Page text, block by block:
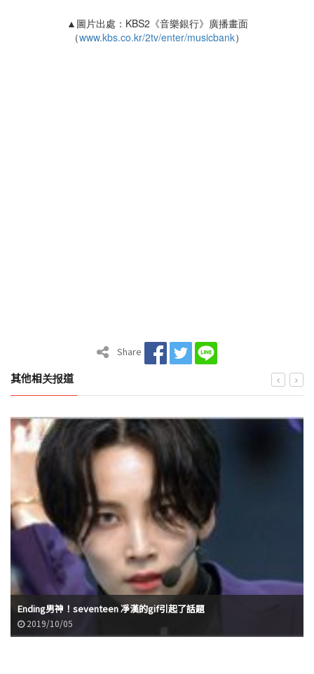
▲圖片出處：KBS2《音樂銀行》廣播畫面
（www.kbs.co.kr/2tv/enter/musicbank）
Share
其他相关报道
Ending男神！seventeen 凈漢的gif引起了話題
2019/10/05